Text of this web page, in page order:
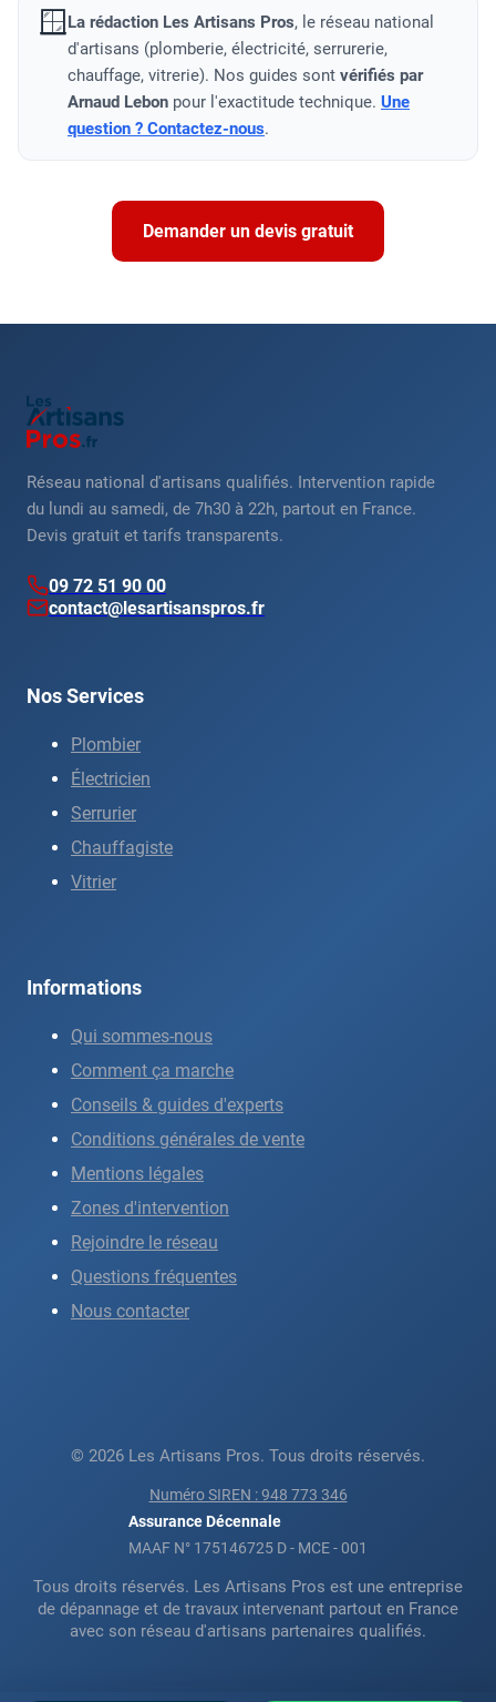
🪟 La rédaction Les Artisans Pros, le réseau national
d'artisans (plomberie, électricité, serrurerie,
chauffage, vitrerie). Nos guides sont vérifiés par
Arnaud Lebon pour l'exactitude technique. Une
question ? Contactez-nous.
Demander un devis gratuit
Réseau national d'artisans qualifiés. Intervention rapide
du lundi au samedi, de 7h30 à 22h, partout en France.
Devis gratuit et tarifs transparents.
09 72 51 90 00
contact@lesartisanspros.fr
Nos Services
Plombier
Électricien
Serrurier
Chauffagiste
Vitrier
Informations
Qui sommes-nous
Comment ça marche
Conseils & guides d'experts
Conditions générales de vente
Mentions légales
Zones d'intervention
Rejoindre le réseau
Questions fréquentes
Nous contacter
© 2026 Les Artisans Pros. Tous droits réservés.
Numéro SIREN : 948 773 346
Assurance Décennale
MAAF N° 175146725 D - MCE - 001
Tous droits réservés. Les Artisans Pros est une entreprise
de dépannage et de travaux intervenant partout en France
avec son réseau d'artisans partenaires qualifiés.